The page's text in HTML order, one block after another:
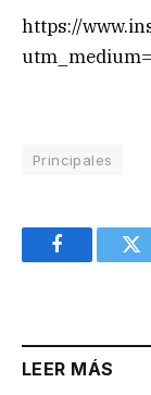
https://
Principales
Facebook
LEER MÁS